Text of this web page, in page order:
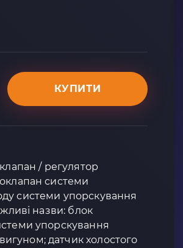
КУПИТИ
/ регулятор
системи
системи упорскування
назви: блок
упорскування
датчик холостого